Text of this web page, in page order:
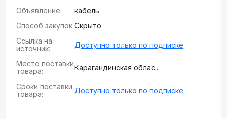
Объявление:
кабель
Способ закупок:Скрыто
Ссылка на
источник:
Доступно только по подписке
Место поставки
товара:
Карагандинская облас...
Сроки поставки
товара:
Доступно только по подписке